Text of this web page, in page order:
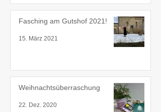
Fasching am Gutshof 2021!
15. März 2021
Weihnachtsüberraschung
22. Dez. 2020